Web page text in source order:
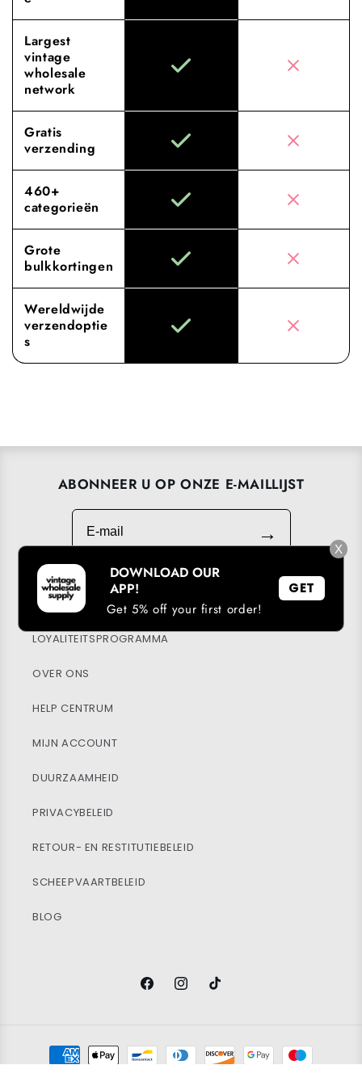
Largest
vintage
wholesale
network
Gratis
verzending
460+
categorieën
Grote
bulkkortingen
Wereldwijde
verzendoptie
s
ABONNEER U OP ONZE E-MAILLIJST
E-mail
→
DOWNLOAD ONZE APP
LOYALITEITSPROGRAMMA
OVER ONS
HELP CENTRUM
MIJN ACCOUNT
DUURZAAMHEID
PRIVACYBELEID
RETOUR- EN RESTITUTIEBELEID
SCHEEPVAARTBELEID
BLOG
FacebookInstagramTikTok
Betaalmethoden
X
DOWNLOAD OUR
APP!
Get 5% off your first order!
GET